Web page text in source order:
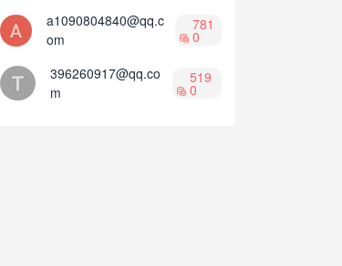
a1090804840@qq.c
om
781
0
396260917@qq.co
m
519
0